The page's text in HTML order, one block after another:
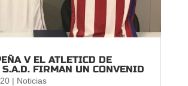
V EL ATLETICD DE
FIRMAN UN CONVENID
| Noticias